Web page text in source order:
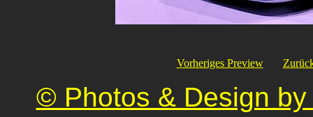
Vorheriges Preview
© Photos & Design